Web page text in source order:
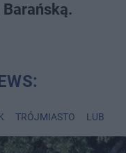
TRÓJMIASTO LUBLIN